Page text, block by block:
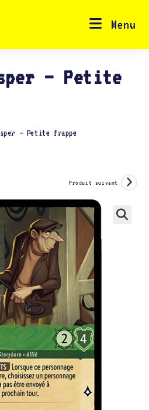
Menu
– Petite
– Petite frappe
Produit suivant